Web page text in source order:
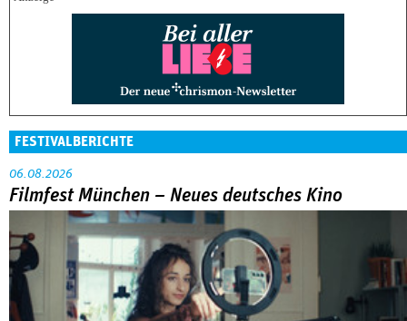
FESTIVALBERICHTE
06.08.2026
Filmfest München – Neues deutsches Kino